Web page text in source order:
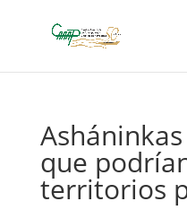
que
territorios